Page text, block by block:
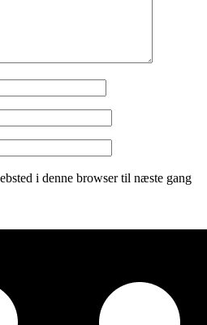
i denne browser til næste gang